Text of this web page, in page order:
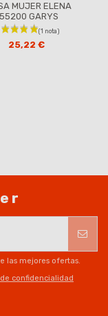
MUJER ELENA
GARYS
25,22 €
las mejores ofertas.
confidencialidad